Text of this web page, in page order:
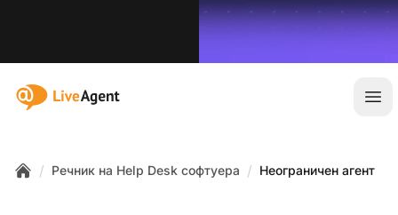
:site.title
/ Речник на Help Desk софтуера / Неограничен агент